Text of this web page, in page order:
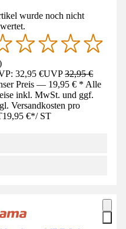
wurde noch nicht
32,95 €UVP32,95 €
Preis — 19,95 € * Alle
inkl. MwSt. und ggf.
Versandkosten pro
19,95 €*/ ST